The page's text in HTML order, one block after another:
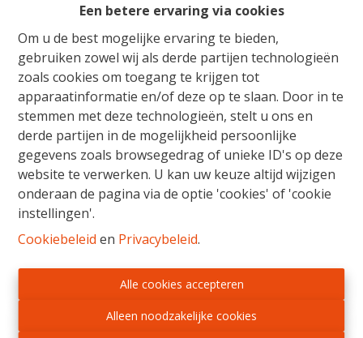
Een betere ervaring via cookies
Om u de best mogelijke ervaring te bieden,
gebruiken zowel wij als derde partijen technologieën
zoals cookies om toegang te krijgen tot
apparaatinformatie en/of deze op te slaan. Door in te
stemmen met deze technologieën, stelt u ons en
derde partijen in de mogelijkheid persoonlijke
gegevens zoals browsegedrag of unieke ID's op deze
website te verwerken. U kan uw keuze altijd wijzigen
onderaan de pagina via de optie 'cookies' of 'cookie
instellingen'.
Cookiebeleid en Privacybeleid.
Alle cookies accepteren
Alleen noodzakelijke cookies
het woonpark tussen de St-Truidersteenweg en de
Oude Truierbaan.
Appartement C 1.4 (1ste verdieping) heeft een
bewoonbare oppervlakte van 127m² en een terras van
19m². Elk appartement heeft de mogelijkheid om
minimaal 1 parkeerplaats en een kelderberging aan te
kopen onder het gebouw. De wooneenheden worden
tevens volledig afgewerkt verkocht, dit in overleg en
volgens de individuele wens van de kopers (zie
lastenboek). Voor meer informatie of een brochure
kan je steeds terecht op 011/213.300 –
www.immotrading.be
Delen